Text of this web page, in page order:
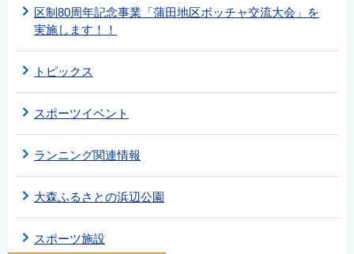
区制80周年記念事業「蒲田地区ボッチャ交流大会」を
実施します！！
トピックス
スポーツイベント
ランニング関連情報
大森ふるさとの浜辺公園
スポーツ施設